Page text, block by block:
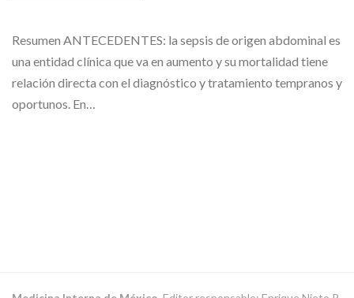
Resumen ANTECEDENTES: la sepsis de origen abdominal es
una entidad clínica que va en aumento y su mortalidad tiene
relación directa con el diagnóstico y tratamiento tempranos y
oportunos. En…